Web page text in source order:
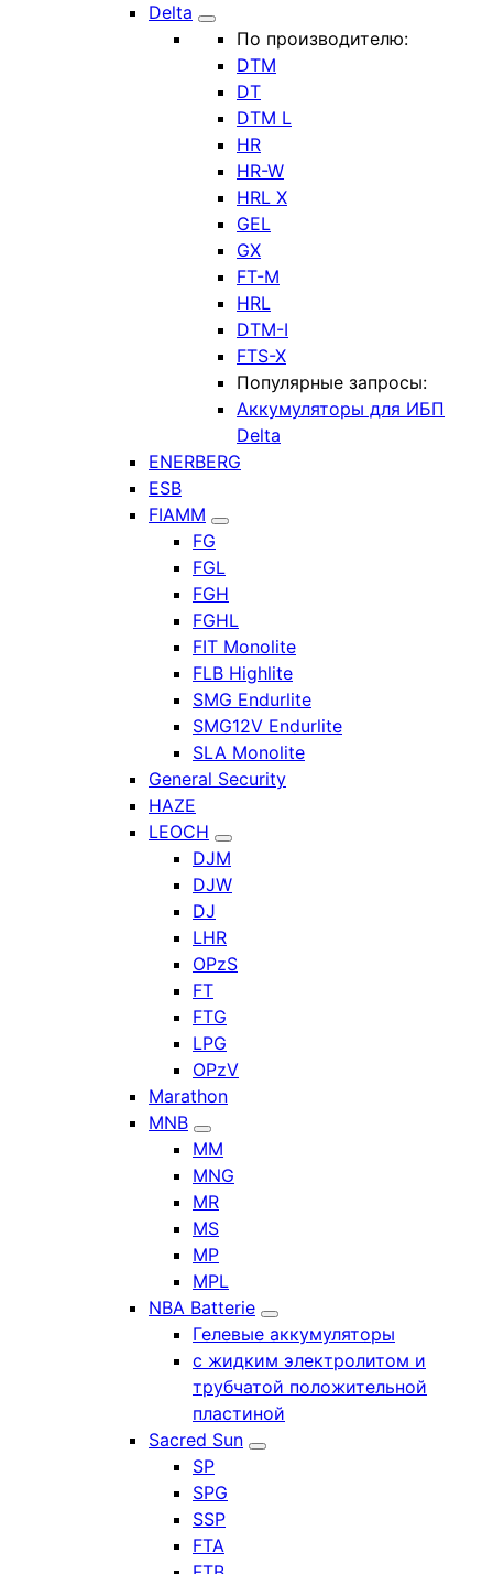
Delta
По производителю:
DTM
DT
DTM L
HR
HR-W
HRL X
GEL
GX
FT-M
HRL
DTM-I
FTS-X
Популярные запросы:
Аккумуляторы для ИБП
Delta
ENERBERG
ESB
FIAMM
FG
FGL
FGH
FGHL
FIT Monolite
FLB Highlite
SMG Endurlite
SMG12V Endurlite
SLA Monolite
General Security
HAZE
LEOCH
DJM
DJW
DJ
LHR
OPzS
FT
FTG
LPG
OPzV
Marathon
MNB
MM
MNG
MR
MS
MP
MPL
NBA Batterie
Гелевые аккумуляторы
с жидким электролитом и
трубчатой положительной
пластиной
Sacred Sun
SP
SPG
SSP
FTA